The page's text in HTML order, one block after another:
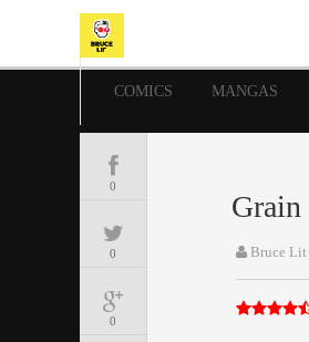
COMICS MANGAS
0
0
0
Bruce Lit